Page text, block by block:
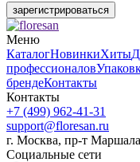
зарегистрироваться
Меню
КаталогНовинкиХиты
профессионалов
брендеКонтакты
Контакты
+7 (499) 962-41-31
support@floresan.ru
г. Москва, пр-т
Социальные сети